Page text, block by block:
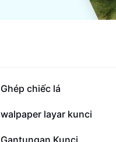
30K
Ghép chiếc lá
8.7K
walpaper layar kunci
678
Gantungan Kunci